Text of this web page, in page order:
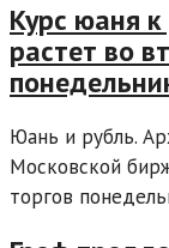
Курс юаня
растет во
Юань и рубль.
Московской
торгов